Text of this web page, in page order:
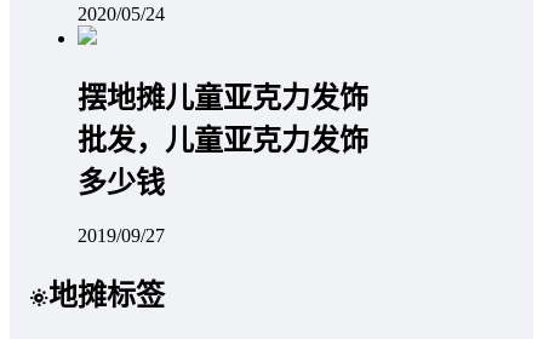
2020/05/24
摆地摊儿童亚克力发饰
批发，儿童亚克力发饰
多少钱
2019/09/27
地摊标签